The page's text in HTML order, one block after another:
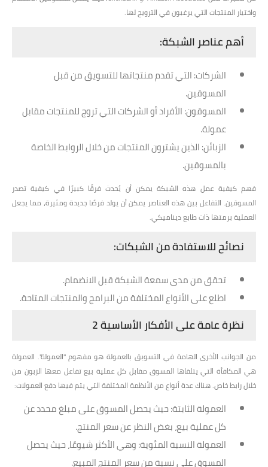
واختيار المنتجات التي يرغبون في الترويج لها.
أهم عناصر الشبكة:
الشركات: التي تقدم منتجاتها للتسويق من قبل
المسوقين.
المسوقون: الأفراد أو الشركات التي تروج للمنتجات مقابل
عمولة.
الزبائن: الذين يشترون المنتجات من خلال الروابط الخاصة
بالمسوقين.
فهم كيفية عمل هذه الشبكة يمكن أن يُحدث فرقًا كبيرًا في كيفية تصدر
المسوقين. التفاعل بين هذه العناصر يمكن أن يولد فرصًا جديدة ومثيرة، مما يجعل
العملية برمتها ذات طابع ديناميكي.
نصائح للاستفادة من الشبكات:
تحقق من مدى سمعة الشبكة قبل الانضمام.
اطلع على الأنواع المختلفة من البرامج والمنتجات المتاحة.
نظرة عامة على الأفكار الأساسية 2
من الجوانب الأخرى الهامة في التسويق بالعمولة هو مفهوم"العمولة". العمولة
هي المكافأة التي يتلقاها المسوق مقابل كل عملية بيع تفاعل معها الزبون من
خلال رابط خاص. هناك عدة أنواع من الأنظمة المختلفة التي يتم فيها دفع العمولات:
العمولة الثابتة: حيث يحصل المسوق على مبلغ محدد عن
كل عملية بيع، بغض النظر عن سعر المنتج.
العمولة النسبة المئوية: وهي الأكثر شيوعًا، حيث يحصل
المسوق على نسبة من سعر المنتج المبيع.